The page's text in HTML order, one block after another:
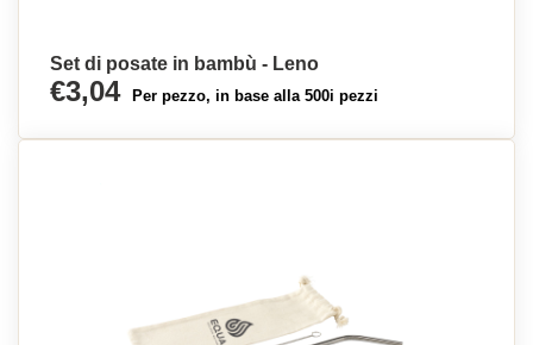
Set di posate in bambù - Leno
€3,04 Per pezzo, in base alla 500i pezzi